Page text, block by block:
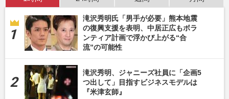
滝沢秀明氏「男手が必要」熊本地震
の復興支援を表明、中居正広もボラ
ンティア計画で浮かび上がる“合
流”の可能性
滝沢秀明、ジャニーズ社員に「企画5
つ出して」目指すビジネスモデルは
『米津玄師』